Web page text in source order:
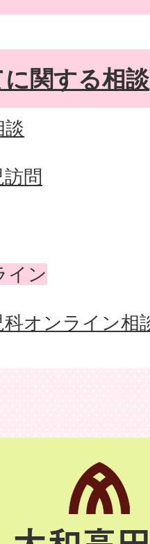
関する相談
談
問
イン
科オンライン相